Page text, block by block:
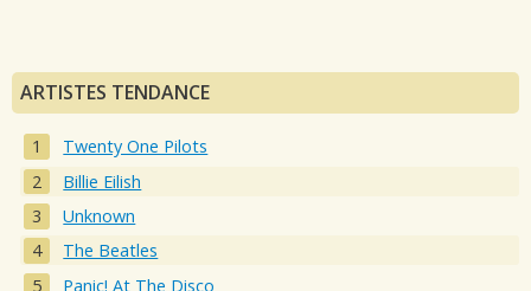
ARTISTES TENDANCE
Twenty One Pilots
Billie Eilish
Unknown
The Beatles
Panic! At The Disco